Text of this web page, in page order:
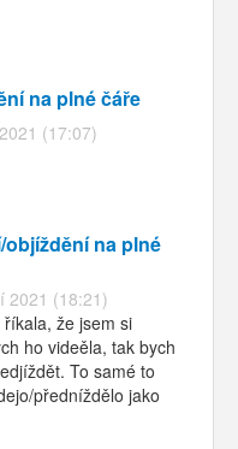
na plné čáře
(17:07)
objíždění na plné
2021 (18:21)
že jsem si
ho videěla, tak bych
To samé to
předníždělo jako